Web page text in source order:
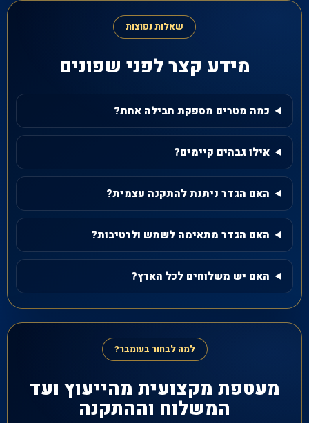
שאלות נפוצות
מידע קצר לפני שפונים
כמה מטרים מספקת חבילה אחת?
אילו גבהים קיימים?
האם הגדר ניתנת להתקנה עצמית?
האם הגדר מתאימה לשמש ולרטיבות?
האם יש משלוחים לכל הארץ?
למה לבחור בעומבר?
מעטפת מקצועית מהייעוץ ועד
המשלוח וההתקנה